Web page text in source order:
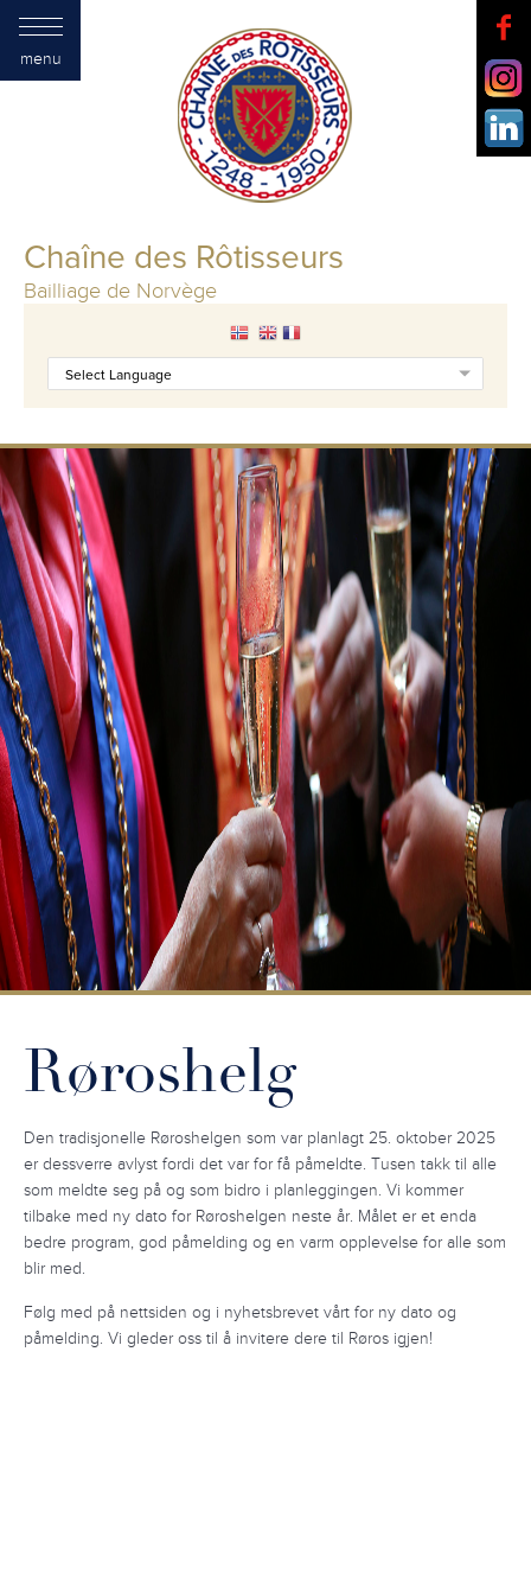
Chaîne des Rôtisseurs
Bailliage de Norvège
Røroshelg
Den tradisjonelle Røroshelgen som var planlagt 25. oktober 2025
er dessverre avlyst fordi det var for få påmeldte. Tusen takk til alle
som meldte seg på og som bidro i planleggingen. Vi kommer
tilbake med ny dato for Røroshelgen neste år. Målet er et enda
bedre program, god påmelding og en varm opplevelse for alle som
blir med.
Følg med på nettsiden og i nyhetsbrevet vårt for ny dato og
påmelding. Vi gleder oss til å invitere dere til Røros igjen!
menu